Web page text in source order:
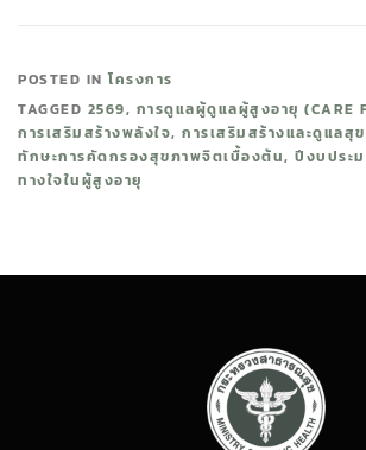
POSTED INโครงการ
TAGGED 2569, การดูแลผู้ดูแลผู้สูงอายุ (CARE
การเสริมสร้างพลังใจ, การเสริมสร้างและดูแลสุ
ทักษะการคัดกรองสุขภาพจิตเบื้องต้น, ปีงบประ
ทางใจในผู้สูงอายุ